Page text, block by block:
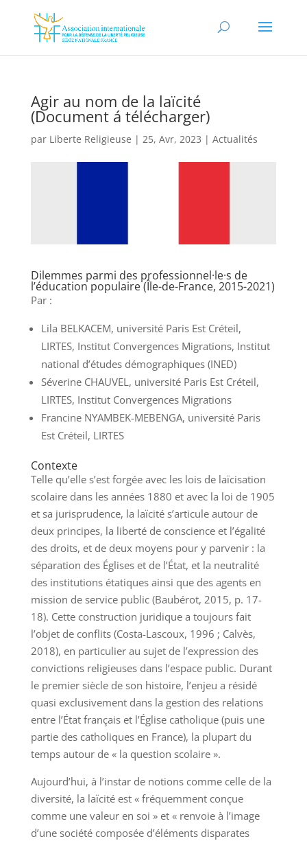
Agir au nom de la laïcité
(Document á télécharger)
par Liberte Religieuse | 25, Avr, 2023 | Actualités
Dilemmes parmi des professionnel·le·s de
l’éducation populaire (Île-de-France, 2015-2021)
Par :
Lila BELKACEM, université Paris Est Créteil,
LIRTES, Institut Convergences Migrations, Institut
national d’études démographiques (INED)
Séverine CHAUVEL, université Paris Est Créteil,
LIRTES, Institut Convergences Migrations
Francine NYAMBEK-MEBENGA, université Paris
Est Créteil, LIRTES
Contexte
Telle qu’elle s’est forgée avec les lois de laïcisation
scolaire dans les années 1880 et avec la loi de 1905
et sa jurisprudence, la laïcité s’articule autour de
deux principes, la liberté de conscience et l’égalité
des droits, et de deux moyens pour y parvenir : la
séparation des Églises et de l’État, et la neutralité
des institutions étatiques ainsi que des agents en
mission de service public (Baubérot, 2015, p. 17-
18). Cette construction juridique a toujours fait
l’objet de conflits (Costa-Lascoux, 1996 ; Calvès,
2018), en particulier au sujet de l’expression des
convictions religieuses dans l’espace public. Durant
le premier siècle de son histoire, l’enjeu a résidé
quasi exclusivement dans la gestion des relations
entre l’État français et l’Église catholique (puis une
partie des catholiques en France), la plupart du
temps autour de « la question scolaire ».
Aujourd’hui, à l’instar de notions comme celle de la
diversité, la laïcité est « fréquemment conçue
comme une valeur en soi » et « renvoie à l’image
d’une société composée d’éléments disparates